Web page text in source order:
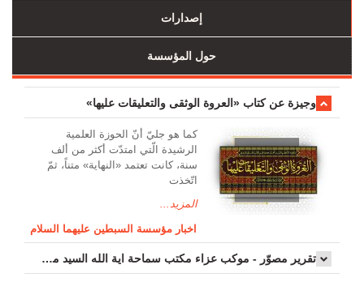
إصدارات
حول المؤسسة
وجیزة عن کتاب «العروة الوثقی والتعلیقات علیها»
کما هو جليّ أنّ الحوزة العلمیة
الرشیدة الّتي امتدّت أكثر من ألف
سنة، كانت تعتمد «النهاية» متناً، ثمّ
اتّخذت
المزيد...
اخبار مؤسسة السبطين عليهما السلام
تقرير مصوّر - موكب عزاء مکتب سماحة اية الله السيد مرتضى الموسوي الاصفهاني في يوم إستشهاد السيدة فاطم...